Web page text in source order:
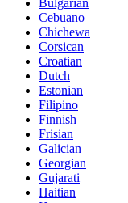
Bulgarian
Cebuano
Chichewa
Corsican
Croatian
Dutch
Estonian
Filipino
Finnish
Frisian
Galician
Georgian
Gujarati
Haitian